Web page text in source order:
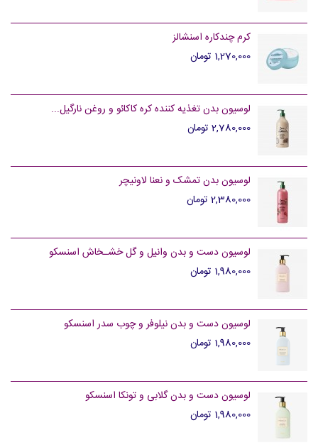
کرم چندکاره اسنشالز
1,270,000 تومان
لوسیون بدن تغذیه کننده کره کاکائو و روغن نارگیل...
2,780,000 تومان
لوسیون بدن تمشک و نعنا لاونیچر
2,380,000 تومان
لوسیون دست و بدن وانیل و گل خشـخاش اسنسکو
1,980,000 تومان
لوسیون دست و بدن نیلوفر و چوب سدر اسنسکو
1,980,000 تومان
لوسیون دست و بدن گلابی و تونکا اسنسکو
1,980,000 تومان